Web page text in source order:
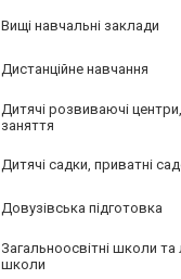
Вищі навчальні заклади
Дистанційне навчання
Дитячі розвиваючі
заняття
Дитячі садки, приватні
Довузівська підготовка
Загальноосвітні школи та
школи